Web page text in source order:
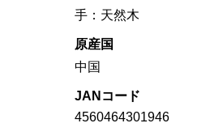
手：天然木
原産国
中国
JANコード
4560464301946